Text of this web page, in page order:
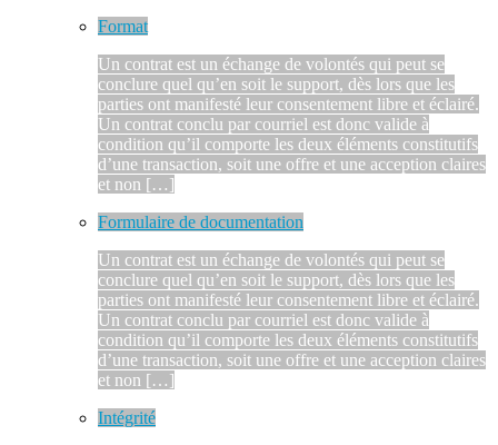
Format
Un contrat est un échange de volontés qui peut se
conclure quel qu’en soit le support, dès lors que les
parties ont manifesté leur consentement libre et éclairé.
Un contrat conclu par courriel est donc valide à
condition qu’il comporte les deux éléments constitutifs
d’une transaction, soit une offre et une acception claires
et non […]
Formulaire de documentation
Un contrat est un échange de volontés qui peut se
conclure quel qu’en soit le support, dès lors que les
parties ont manifesté leur consentement libre et éclairé.
Un contrat conclu par courriel est donc valide à
condition qu’il comporte les deux éléments constitutifs
d’une transaction, soit une offre et une acception claires
et non […]
Intégrité